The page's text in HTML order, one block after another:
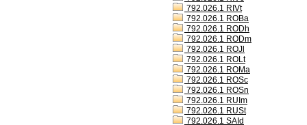
792.026.1 RIVt
792.026.1 ROBa
792.026.1 RODh
792.026.1 RODm
792.026.1 ROJl
792.026.1 ROLt
792.026.1 ROMa
792.026.1 ROSc
792.026.1 ROSn
792.026.1 RUIm
792.026.1 RUSt
792.026.1 SAId